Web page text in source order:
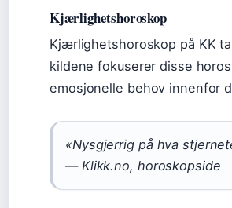
Kjærlighetshoroskop
Kjærlighetshoroskop på KK
kildene fokuserer disse
emosjonelle behov innenfor
«Nysgjerrig på hva
— Klikk.no, horoskopside